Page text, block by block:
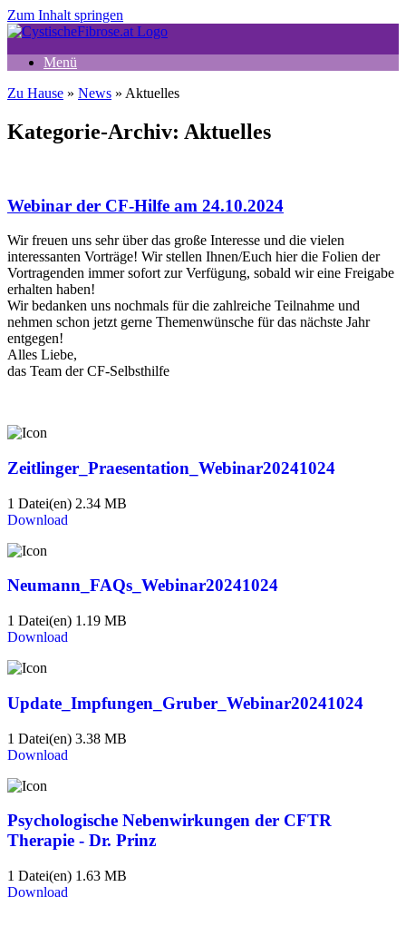
Zum Inhalt springen
Menü
Zu Hause » News » Aktuelles
Kategorie-Archiv: Aktuelles
Webinar der CF-Hilfe am 24.10.2024
Wir freuen uns sehr über das große Interesse und die vielen
interessanten Vorträge! Wir stellen Ihnen/Euch hier die Folien der
Vortragenden immer sofort zur Verfügung, sobald wir eine Freigabe
erhalten haben!
Wir bedanken uns nochmals für die zahlreiche Teilnahme und
nehmen schon jetzt gerne Themenwünsche für das nächste Jahr
entgegen!
Alles Liebe,
das Team der CF-Selbsthilfe
Zeitlinger_Praesentation_Webinar20241024
1 Datei(en) 2.34 MB
Download
Neumann_FAQs_Webinar20241024
1 Datei(en) 1.19 MB
Download
Update_Impfungen_Gruber_Webinar20241024
1 Datei(en) 3.38 MB
Download
Psychologische Nebenwirkungen der CFTR
Therapie - Dr. Prinz
1 Datei(en) 1.63 MB
Download